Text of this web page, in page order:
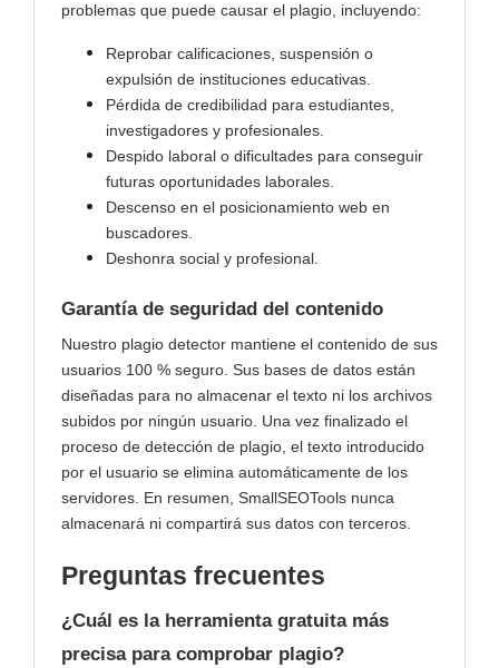
problemas que puede causar el plagio, incluyendo:
Reprobar calificaciones, suspensión o
expulsión de instituciones educativas.
Pérdida de credibilidad para estudiantes,
investigadores y profesionales.
Despido laboral o dificultades para conseguir
futuras oportunidades laborales.
Descenso en el posicionamiento web en
buscadores.
Deshonra social y profesional.
Garantía de seguridad del contenido
Nuestro plagio detector mantiene el contenido de sus
usuarios 100 % seguro. Sus bases de datos están
diseñadas para no almacenar el texto ni los archivos
subidos por ningún usuario. Una vez finalizado el
proceso de detección de plagio, el texto introducido
por el usuario se elimina automáticamente de los
servidores. En resumen, SmallSEOTools nunca
almacenará ni compartirá sus datos con terceros.
Preguntas frecuentes
¿Cuál es la herramienta gratuita más
precisa para comprobar plagio?